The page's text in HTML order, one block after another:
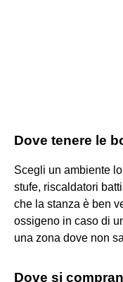
Dove tenere le
Scegli un ambiente
stufe, riscaldatori
che la stanza è ben
ossigeno in caso di
una zona dove non
Dove si